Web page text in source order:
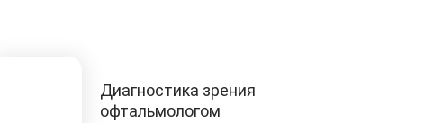
Диагностика зрения
офтальмологом